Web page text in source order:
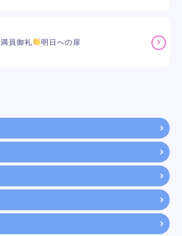
満員御礼 明日への扉